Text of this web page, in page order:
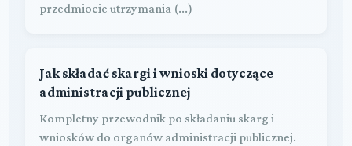
przedmiocie utrzymania (...)
Jak składać skargi i wnioski dotyczące
administracji publicznej
Kompletny przewodnik po składaniu skarg i
wniosków do organów administracji publicznej.